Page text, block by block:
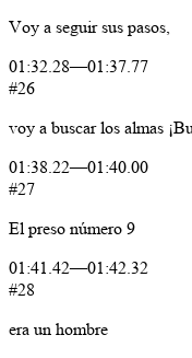
Voy a seguir sus pasos,
01:32.28—01:37.77
#26
voy a buscar los almas
01:38.22—01:40.00
#27
El preso número 9
01:41.42—01:42.32
#28
era un hombre